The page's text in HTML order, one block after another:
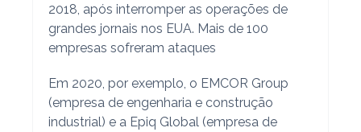
2018, após interromper as operações de
grandes jornais nos EUA. Mais de 100
empresas sofreram ataques
Em 2020, por exemplo, o EMCOR Group
(empresa de engenharia e construção
industrial) e a Epiq Global (empresa de